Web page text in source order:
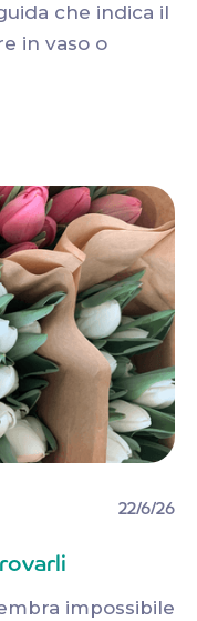
che indica il
in vaso o
22/6/26
impossibile